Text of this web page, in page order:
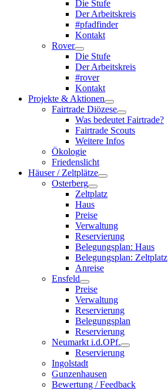
Die Stufe
Der Arbeitskreis
#pfadfinder
Kontakt
Rover
Die Stufe
Der Arbeitskreis
#rover
Kontakt
Projekte & Aktionen
Fairtrade Diözese
Was bedeutet Fairtrade?
Fairtrade Scouts
Weitere Infos
Ökologie
Friedenslicht
Häuser / Zeltplätze
Osterberg
Zeltplatz
Haus
Preise
Verwaltung
Reservierung
Belegungsplan: Haus
Belegungsplan: Zeltplatz
Anreise
Ensfeld
Preise
Verwaltung
Reservierung
Belegungsplan
Reservierung
Neumarkt i.d.OPf.
Reservierung
Ingolstadt
Gunzenhausen
Bewertung / Feedback